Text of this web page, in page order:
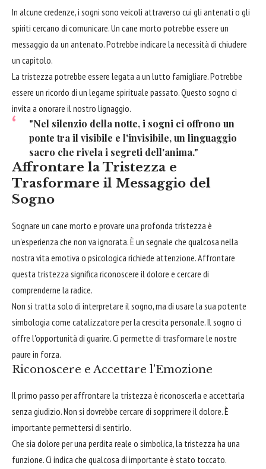
In alcune credenze, i sogni sono veicoli attraverso cui gli antenati o gli
spiriti cercano di comunicare. Un cane morto potrebbe essere un
messaggio da un antenato. Potrebbe indicare la necessità di chiudere
un capitolo.
La tristezza potrebbe essere legata a un lutto famigliare. Potrebbe
essere un ricordo di un legame spirituale passato. Questo sogno ci
invita a onorare il nostro lignaggio.
"Nel silenzio della notte, i sogni ci offrono un
ponte tra il visibile e l'invisibile, un linguaggio
sacro che rivela i segreti dell'anima."
Affrontare la Tristezza e
Trasformare il Messaggio del
Sogno
Sognare un cane morto e provare una profonda tristezza è
un'esperienza che non va ignorata. È un segnale che qualcosa nella
nostra vita emotiva o psicologica richiede attenzione. Affrontare
questa tristezza significa riconoscere il dolore e cercare di
comprenderne la radice.
Non si tratta solo di interpretare il sogno, ma di usare la sua potente
simbologia come catalizzatore per la crescita personale. Il sogno ci
offre l'opportunità di guarire. Ci permette di trasformare le nostre
paure in forza.
Riconoscere e Accettare l'Emozione
Il primo passo per affrontare la tristezza è riconoscerla e accettarla
senza giudizio. Non si dovrebbe cercare di sopprimere il dolore. È
importante permettersi di sentirlo.
Che sia dolore per una perdita reale o simbolica, la tristezza ha una
funzione. Ci indica che qualcosa di importante è stato toccato.